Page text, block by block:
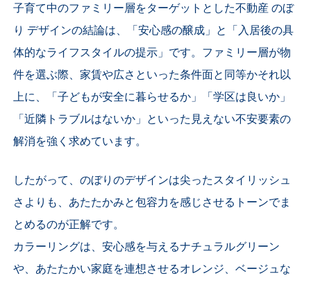
子育て中のファミリー層をターゲットとした不動産 のぼ
り デザインの結論は、「安心感の醸成」と「入居後の具
体的なライフスタイルの提示」です。ファミリー層が物
件を選ぶ際、家賃や広さといった条件面と同等かそれ以
上に、「子どもが安全に暮らせるか」「学区は良いか」
「近隣トラブルはないか」といった見えない不安要素の
解消を強く求めています。
したがって、のぼりのデザインは尖ったスタイリッシュ
さよりも、あたたかみと包容力を感じさせるトーンでま
とめるのが正解です。
カラーリングは、安心感を与えるナチュラルグリーン
や、あたたかい家庭を連想させるオレンジ、ベージュな